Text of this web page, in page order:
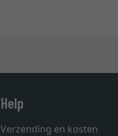
Help
Verzending en kosten